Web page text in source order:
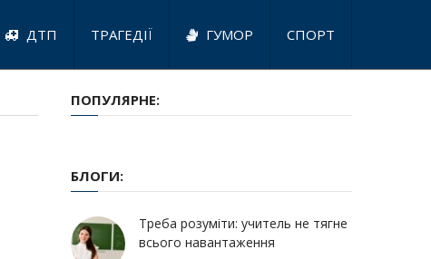
ДТП ТРАГЕДІЇ ГУМОР СПОРТ
ПОПУЛЯРНЕ:
БЛОГИ:
Треба розуміти: учитель не тягне
всього навантаження